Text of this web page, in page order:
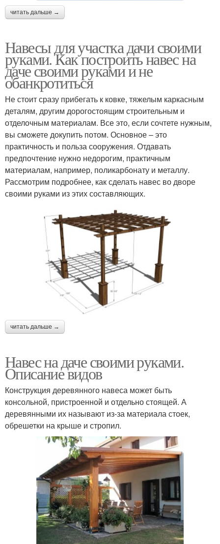
читать дальше →
Навесы для участка дачи своими
руками. Как построить навес на
даче своими руками и не
обанкротиться
Не стоит сразу прибегать к ковке, тяжелым каркасным
деталям, другим дорогостоящим строительным и
отделочным материалам. Все это, если сочтете нужным,
вы сможете докупить потом. Основное – это
практичность и польза сооружения. Отдавать
предпочтение нужно недорогим, практичным
материалам, например, поликарбонату и металлу.
Рассмотрим подробнее, как сделать навес во дворе
своими руками из этих составляющих.
читать дальше →
Навес на даче своими руками.
Описание видов
Конструкция деревянного навеса может быть
консольной, пристроенной и отдельно стоящей. А
деревянными их называют из-за материала стоек,
обрешетки на крыше и стропил.